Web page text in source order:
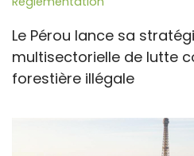
Le Pérou lance sa
multisectorielle de lutte
forestière illégale